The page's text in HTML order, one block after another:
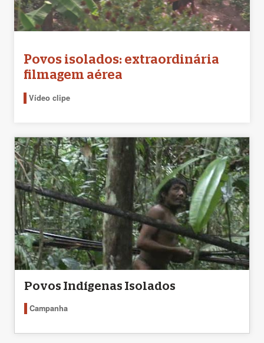
Povos isolados: extraordinária
filmagem aérea
Vídeo clipe
Povos Indígenas Isolados
Campanha